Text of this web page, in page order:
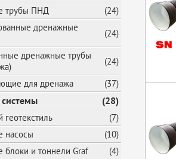
трубы ПНД
(24)
дренажные
(24)
дренажные трубы
(24)
для дренажа
(37)
(28)
(7)
насосы
(10)
и тоннели Graf
(4)